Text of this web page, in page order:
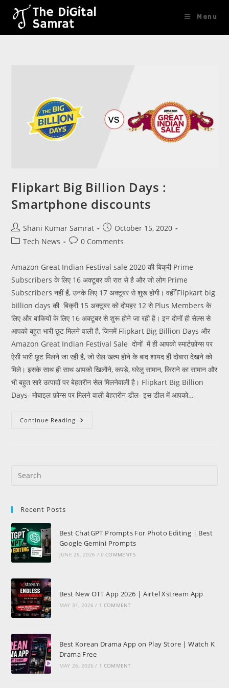
content
Menu
Flipkart Big Billion Days :
Smartphone discounts
Shani Kumar Samrat
October 15, 2020
Tech News
0 Comments
Amazon Great Indian Festival sale 2020 की बिक्री Prime
Subscribers के लिए 16 अक्टूबर की रात से है और जो लोग Prime
Subscribers नहीं हैं, उनके लिए 17 अक्टूबर से शुरू होगी। वहीँ Flipkart big
billion days की बिक्री 15 अक्टूबर को दोपहर 12 से Plus Members के
लिए और बाकियों के लिए 16 अक्टूबर से शुरू होने जा रही है। इन दोनों ही सेल्स से
आपको बहुत भारी छूट मिलने वाली है, जिनमें Flipkart Big Billion Days और
Amazon Great Indian Festival Sale दोनों में ही आपको स्मार्टफ़ोन्स पर
ऐसी भारी छूट मिलने जा रही है, जो सेल खत्म होने के बाद शायद ही दोबारा देखने को
मिले। इसके साथ ही साथ आपको खिलौने, कपड़े, घरेलु सामान, किराने का सामान और
भी बहुत सारे उत्पादों पर बेहतरीन सेल मिलनेवाली है। Flipkart Big Billion
Days- मोबाइल फ़ोन्स पर मिलने वाली बेहतरीन डील- इस डील में आपको…
Continue Reading
Recent Posts
Best ChatGPT Prompts For Photo Editing | Best
Google Gemini Prompts
JUNE 26, 2026 / 0 COMMENTS
Best New OTT App 2026 | Airtel Xstream App
MAY 31, 2026 / 1 COMMENT
Best Korean Drama App on Play Store | Watch K
Drama Free
MAY 26, 2026 / 1 COMMENT